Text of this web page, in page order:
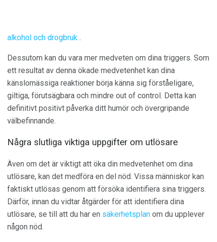
alkohol och drogbruk .
Dessutom kan du vara mer medveten om dina triggers. Som
ett resultat av denna ökade medvetenhet kan dina
känslomässiga reaktioner börja känna sig förståeligare,
giltiga, förutsägbara och mindre out of control. Detta kan
definitivt positivt påverka ditt humör och övergripande
välbefinnande.
Några slutliga viktiga uppgifter om utlösare
Även om det är viktigt att öka din medvetenhet om dina
utlösare, kan det medföra en del nöd. Vissa människor kan
faktiskt utlösas genom att försöka identifiera sina triggers.
Därför, innan du vidtar åtgärder för att identifiera dina
utlösare, se till att du har en säkerhetsplan om du upplever
någon nöd.